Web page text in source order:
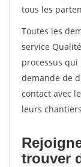
tous les
Toutes les
service
processus
demande de
contact avec
leurs
trouver